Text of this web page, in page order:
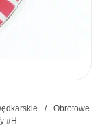
/
Obrotowe
#H